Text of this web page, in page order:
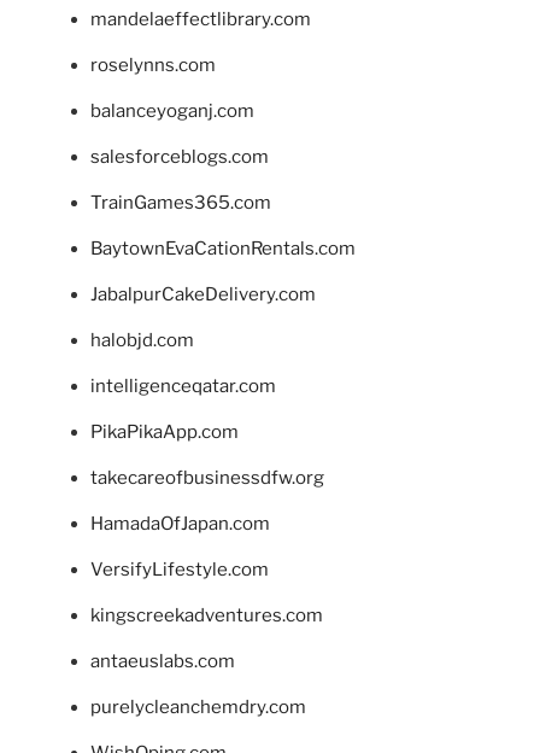
mandelaeffectlibrary.com
roselynns.com
balanceyoganj.com
salesforceblogs.com
TrainGames365.com
BaytownEvaCationRentals.com
JabalpurCakeDelivery.com
halobjd.com
intelligenceqatar.com
PikaPikaApp.com
takecareofbusinessdfw.org
HamadaOfJapan.com
VersifyLifestyle.com
kingscreekadventures.com
antaeuslabs.com
purelycleanchemdry.com